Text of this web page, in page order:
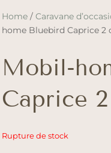
Home/ Caravane
home Bluebird Caprice 2
Mobil-
Caprice
Rupture de stock